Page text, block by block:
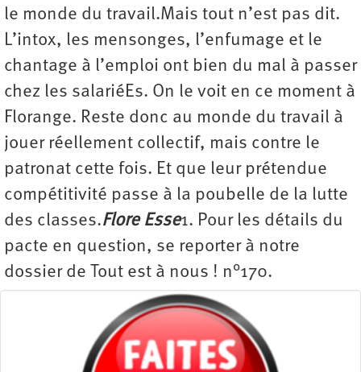
le monde du travail.Mais tout n’est pas dit.
L’intox, les mensonges, l’enfumage et le
chantage à l’emploi ont bien du mal à passer
chez les salariéEs. On le voit en ce moment à
Florange. Reste donc au monde du travail à
jouer réellement collectif, mais contre le
patronat cette fois. Et que leur prétendue
compétitivité passe à la poubelle de la lutte
des classes.Flore Esse1. Pour les détails du
pacte en question, se reporter à notre
dossier de Tout est à nous ! n°170.